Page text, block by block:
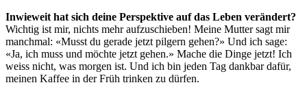
Inwieweit hat sich deine Perspektive auf das Leben verändert?
Wichtig ist mir, nichts mehr aufzuschieben! Meine Mutter sagt mir
manchmal: «Musst du gerade jetzt pilgern gehen?» Und ich sage:
«Ja, ich muss und möchte jetzt gehen.» Mache die Dinge jetzt! Ich
weiss nicht, was morgen ist. Und ich bin jeden Tag dankbar dafür,
meinen Kaffee in der Früh trinken zu dürfen.